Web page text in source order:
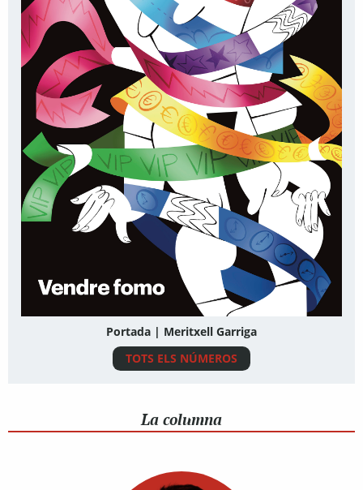
Portada | Meritxell Garriga
TOTS ELS NÚMEROS
La columna